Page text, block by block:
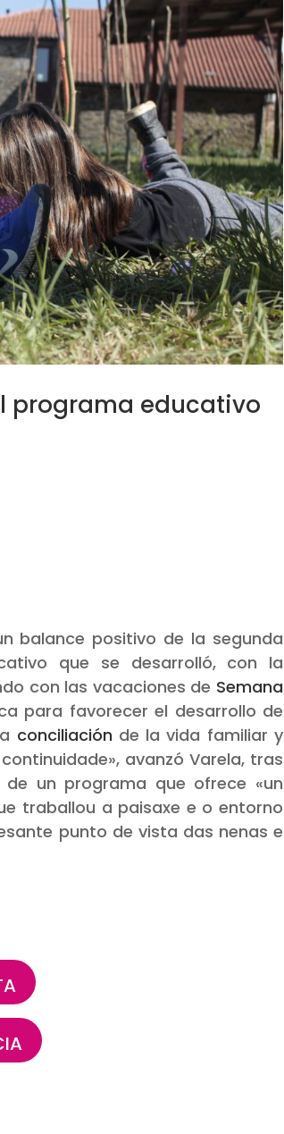
programa educativo
balance positivo de la segunda
que se desarrolló, con la
con las vacaciones de Semana
para favorecer el desarrollo de
conciliación de la vida familiar y
, avanzó Varela, tras
un programa que ofrece «un
traballou a paisaxe e o entorno
punto de vista das nenas e